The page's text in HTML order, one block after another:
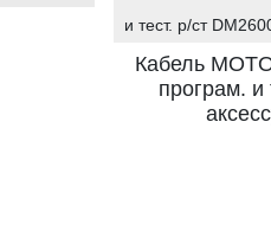
и тест. р/ст
Кабель
програм. и